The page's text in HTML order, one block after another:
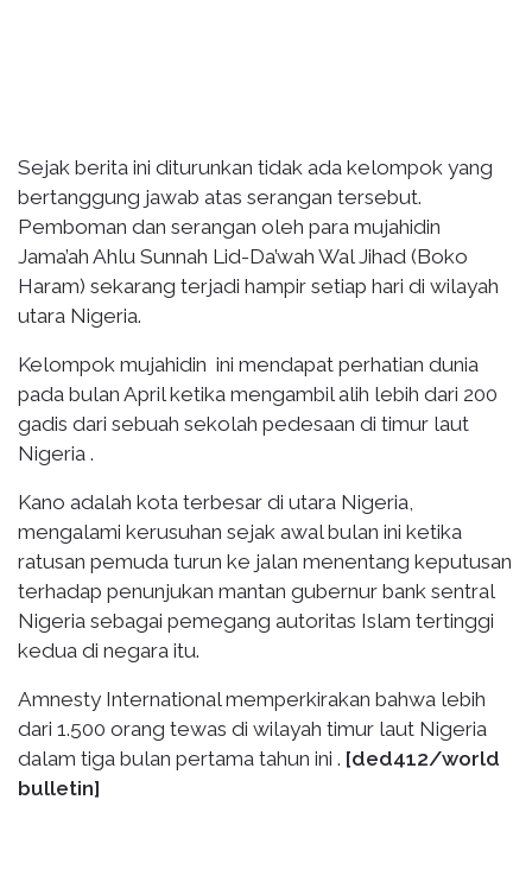
Sejak berita ini diturunkan tidak ada kelompok yang
bertanggung jawab atas serangan tersebut.
Pemboman dan serangan oleh para mujahidin
Jama’ah Ahlu Sunnah Lid-Da’wah Wal Jihad (Boko
Haram) sekarang terjadi hampir setiap hari di wilayah
utara Nigeria.
Kelompok mujahidin ini mendapat perhatian dunia
pada bulan April ketika mengambil alih lebih dari 200
gadis dari sebuah sekolah pedesaan di timur laut
Nigeria .
Kano adalah kota terbesar di utara Nigeria,
mengalami kerusuhan sejak awal bulan ini ketika
ratusan pemuda turun ke jalan menentang keputusan
terhadap penunjukan mantan gubernur bank sentral
Nigeria sebagai pemegang autoritas Islam tertinggi
kedua di negara itu.
Amnesty International memperkirakan bahwa lebih
dari 1.500 orang tewas di wilayah timur laut Nigeria
dalam tiga bulan pertama tahun ini . [ded412/world
bulletin]